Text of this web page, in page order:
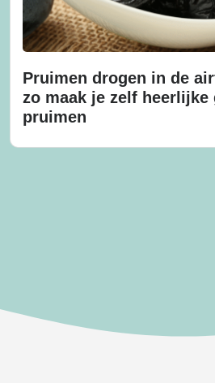
Pruimen drogen in de
zo maak je zelf heerlijke
pruimen